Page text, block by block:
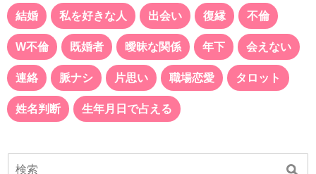
結婚 私を好きな人 出会い 復縁 不倫
W不倫 既婚者 曖昧な関係 年下 会えない
連絡 脈ナシ 片思い 職場恋愛 タロット
姓名判断 生年月日で占える